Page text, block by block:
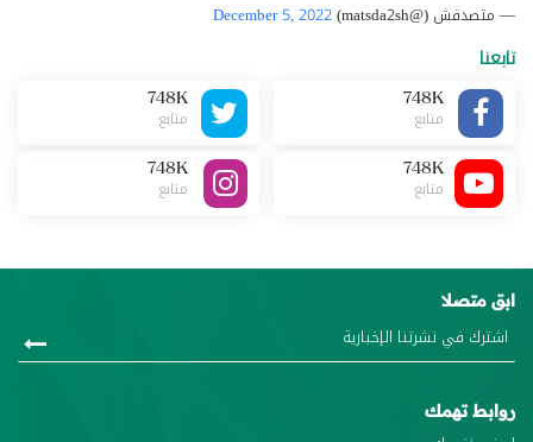
— متصدقش (@matsda2sh)
December 5, 2022
تابعنا
748K
متابع
748K
متابع
748K
متابع
748K
متابع
ابق متصلا
روابط تهمك